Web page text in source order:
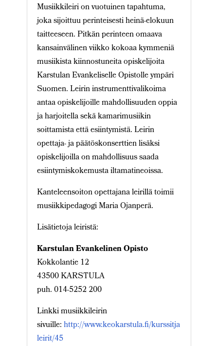
Musiikkileiri on vuotuinen tapahtuma,
joka sijoittuu perinteisesti heinä-elokuun
taitteeseen. Pitkän perinteen omaava
kansainvälinen viikko kokoaa kymmeniä
musiikista kiinnostuneita opiskelijoita
Karstulan Evankeliselle Opistolle ympäri
Suomen. Leirin instrumenttivalikoima
antaa opiskelijoille mahdollisuuden oppia
ja harjoitella sekä kamarimusiikin
soittamista että esiintymistä. Leirin
opettaja- ja päätöskonserttien lisäksi
opiskelijoilla on mahdollisuus saada
esiintymiskokemusta iltamatineoissa.
Kanteleensoiton opettajana leirillä toimii
musiikkipedagogi Maria Ojanperä.
Lisätietoja leiristä:
Karstulan Evankelinen Opisto
Kokkolantie 12
43500 KARSTULA
puh. 014-5252 200
Linkki musiikkileirin
sivuille:http://www.keokarstula.fi/kurssitja
leirit/45